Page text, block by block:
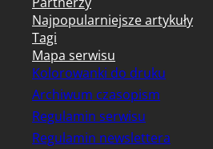
Najpopularniejsze artykuły
Tagi
Mapa serwisu
Kolorowanki do druku
Archiwum czasopism
Regulamin serwisu
Regulamin newslettera